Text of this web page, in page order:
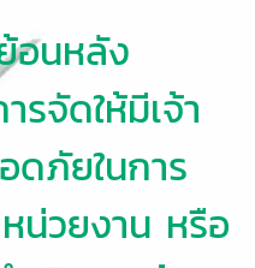
อนหลัง
รจัดให้มีเจ้า
ดภัยในการ
น่วยงาน หรือ